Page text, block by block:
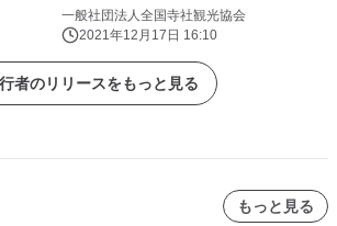
一般社団法人全国寺社観光協会
2021年12月17日 16:10
者のリリースをもっと見る
もっと見る